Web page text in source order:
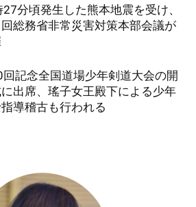
分頃発生した熊本地震を受け、
総務省非常災害対策本部会議が
記念全国道場少年剣道大会の開
出席、瑤子女王殿下による少年
導稽古も行われる